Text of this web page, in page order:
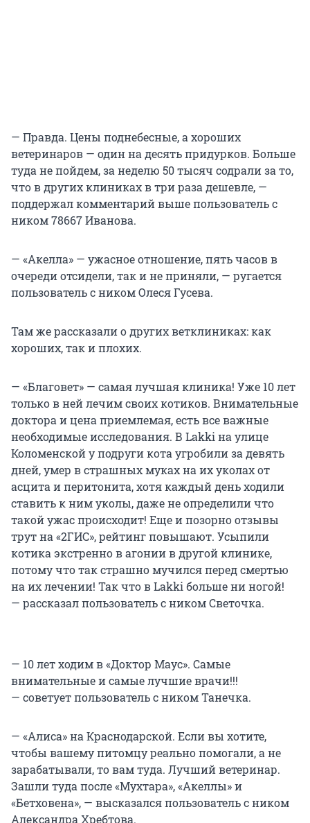
— Правда. Цены поднебесные, а хороших
ветеринаров — один на десять придурков. Больше
туда не пойдем, за неделю 50 тысяч содрали за то,
что в других клиниках в три раза дешевле, —
поддержал комментарий выше пользователь с
ником 78667 Иванова.
— «Акелла» — ужасное отношение, пять часов в
очереди отсидели, так и не приняли, — ругается
пользователь с ником Олеся Гусева.
Там же рассказали о других ветклиниках: как
хороших, так и плохих.
— «Благовет» — самая лучшая клиника! Уже 10 лет
только в ней лечим своих котиков. Внимательные
доктора и цена приемлемая, есть все важные
необходимые исследования. В Lakki на улице
Коломенской у подруги кота угробили за девять
дней, умер в страшных муках на их уколах от
асцита и перитонита, хотя каждый день ходили
ставить к ним уколы, даже не определили что
такой ужас происходит! Еще и позорно отзывы
трут на «2ГИС», рейтинг повышают. Усыпили
котика экстренно в агонии в другой клинике,
потому что так страшно мучился перед смертью
на их лечении! Так что в Lakki больше ни ногой!
— рассказал пользователь с ником Светочка.
— 10 лет ходим в «Доктор Маус». Самые
внимательные и самые лучшие врачи!!!
— советует пользователь с ником Танечка.
— «Алиса» на Краснодарской. Если вы хотите,
чтобы вашему питомцу реально помогали, а не
зарабатывали, то вам туда. Лучший ветеринар.
Зашли туда после «Мухтара», «Акеллы» и
«Бетховена», — высказался пользователь с ником
Александра Хребтова.